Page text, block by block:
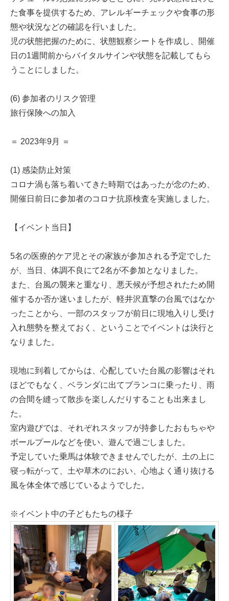
た食事を提供するため、アレルギーチェックや食事の形
態や状況などの確認を行いました。
児の状態把握のために、状態観察シートを作成し、開催
日の1週間前からバイタルサインや状態を記載してもら
うことにしました。
(6) 参加者のリスク管理
旅行保険への加入
＝ 2023年9月 ＝
(1) 感染防止対策
コロナ渦も落ち着いてきた時期ではあったが念のため、
開催日前日に参加者のコロナ抗原検査を実施しました。
【イベント当日】
5名の医療的ケア児とその家族が参加される予定でした
が、当日、体調不良にて2名が不参加となりました。
また、台風の襲来と重なり、悪天候が予想されたため開
催するか否か迷いましたが、軽井沢直撃の台風ではなか
ったことから、一部のスタッフが前日に現地入りし受け
入れ態勢を整えておく、ということでイベントは決行と
なりました。
現地に到着してからは、心配していた台風の影響はそれ
ほどでもなく、ベランダに出てブランコに乗ったり、雨
の合間を縫って散歩を楽しんだりすることも出来まし
た。
室内遊びでは、それぞれスタッフが持参したおもちゃや
ボールプールなどを使い、遊んで過ごしました。
予定していた乗馬は体験できませんでしたが、土の上に
寝っ転がって、土や草木のにおい、心地よく通り抜ける
風を体全体で感じているようでした。
※イベント中の子どもたちの様子